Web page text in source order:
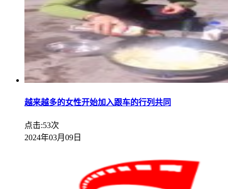
越来越多的女性开始加入跟车的行列共同
点击:53次
2024年03月09日